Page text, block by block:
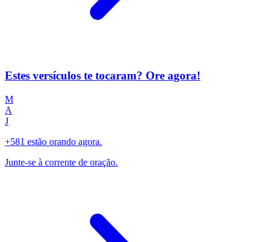
Estes versículos te tocaram? Ore agora!
M
A
J
+581 estão orando agora.
Junte-se à corrente de oração.